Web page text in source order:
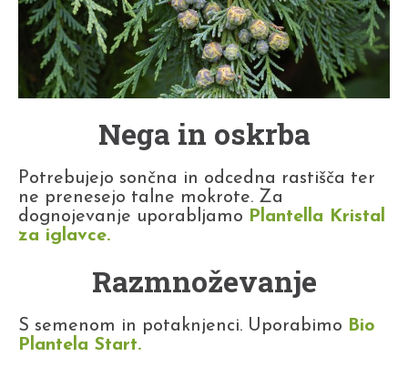
Nega in oskrba
Potrebujejo sončna in odcedna rastišča ter
ne prenesejo talne mokrote. Za
dognojevanje uporabljamo Plantella Kristal
za iglavce.
Razmnoževanje
S semenom in potaknjenci. Uporabimo Bio
Plantela Start.